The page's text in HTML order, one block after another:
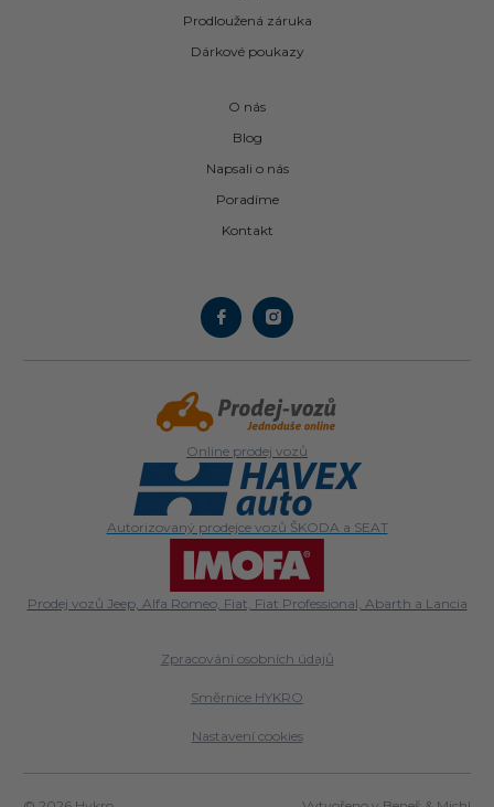
Prodloužená záruka
Dárkové poukazy
O nás
Blog
Napsali o nás
Poradíme
Kontakt
Online prodej vozů
Autorizovaný prodejce vozů ŠKODA a SEAT
Prodej vozů Jeep, Alfa Romeo, Fiat, Fiat Professional, Abarth a Lancia
Zpracování osobních údajů
Směrnice HYKRO
Nastavení cookies